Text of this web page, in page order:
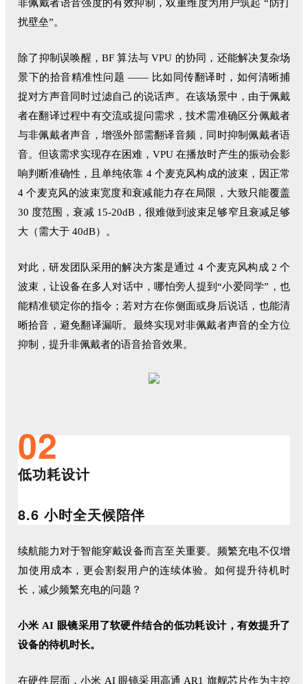
非佩戴者语音强度的有效抑制，双重维度为用户筑起 “防打
扰壁垒”。
除了抑制误唤醒，BF 算法与 VPU 的协同，还能解决复杂场
景下的拾音精准性问题 —— 比如同传翻译时，如何清晰捕
捉对方声音同时过滤自己的说话声。在该场景中，由于佩戴
者在翻译过程中有交流或提问需求，技术需准确区分佩戴者
与非佩戴者声音，增强外部需翻译音频，同时抑制佩戴者语
音。但该需求实现存在困难，VPU 在播放时产生的振动会影
响判断准确性，且单纯依靠 4 个麦克风构成的波束，因正常
4 个麦克风的波束宽度和衰减能力存在局限，大致只能覆盖
30 度范围，衰减 15-20dB，很难做到波束足够窄且衰减足够
大（需大于 40dB）。
对此，研发团队采用的解决方案是通过 4 个麦克风构成 2 个
波束，让设备在多人对话中，哪怕旁人提到“小爱同学”，也
能精准锁定你的指令；若对方在你侧面或身后说话，也能清
晰拾音，避免翻译漏听。最终实现对非佩戴者声音的全方位
抑制，提升非佩戴者的语音拾音效果。
02
低功耗设计
8.6 小时全天候陪伴
续航能力对于智能穿戴设备而言至关重要。频繁充电不仅增
加使用成本，更会割裂用户的连续体验。如何提升待机时
长，减少频繁充电的问题？
小米 AI 眼镜采用了软硬件结合的低功耗设计，有效提升了
设备的待机时长。
在硬件层面，小米 AI 眼镜采用高通 AR1 旗舰芯片作为主控